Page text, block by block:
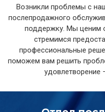
Возникли проблемы с
послепродажного
поддержку. Мы ценим
стремимся
профессиональные
поможем вам решить
удовлетворение